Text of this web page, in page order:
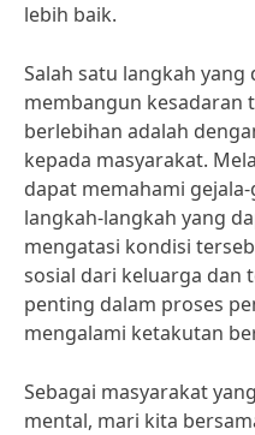
lebih baik.
Salah satu langkah
membangun kesadaran
berlebihan adalah
kepada masyarakat.
dapat memahami
langkah-langkah yang
mengatasi kondisi
sosial dari keluarga dan
penting dalam proses
mengalami ketakutan
Sebagai masyarakat
mental, mari kita